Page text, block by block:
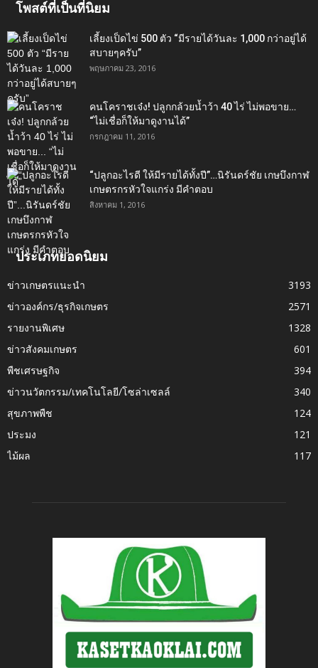
โพสต์ที่เป็นที่นิยม
เลี้ยงเป็ดไข่ 500 ตัว “มีรายได้วันละ 1,000 กว่าอยู่ได้
สบายๆครับ”
พฤษภาคม 23, 2016
คนโคราชเจ๋ง! ปลูกกล้วยน้ำว้า 40 ไร่ ไม่พอขาย…
“ไม่เชื่อก็ให้มาดูงานได้”‬
กรกฎาคม 11, 2016
“ปลูกอะไรดี ให้มีรายได้ทั้งปี”…นิรันดร์ชัย เกษบึงกาฬ
เกษตรกรหัวใจแกร่ง มีคำตอบ
สิงหาคม 1, 2016
ประเภทยอดนิยม
ข่าวเกษตรแนะนำ
3193
ข่าวองค์กร/ธุรกิจเกษตร
2571
รายงานพิเศษ
1328
ข่าวสังคมเกษตร
601
พืชเศรษฐกิจ
394
ข่าวนวัตกรรม/เทคโนโลยี/โซล่าเซลล์
340
สุขภาพพืช
124
ประมง
121
ไม้ผล
117